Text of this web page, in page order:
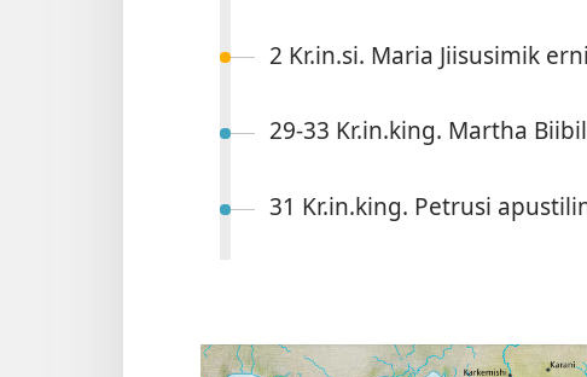
2 Kr.in.si. Maria Jiisusimik
29-33 Kr.in.king. Mar­tha
31 Kr.in.king. Petrusi